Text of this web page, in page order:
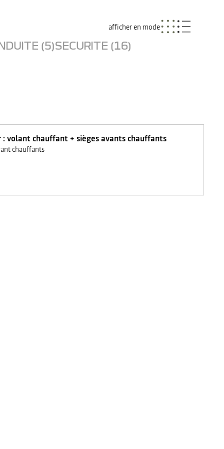
afficher en mode
(5)SECURITE (16)
: volant chauffant + sièges avants chauffants
chauffants